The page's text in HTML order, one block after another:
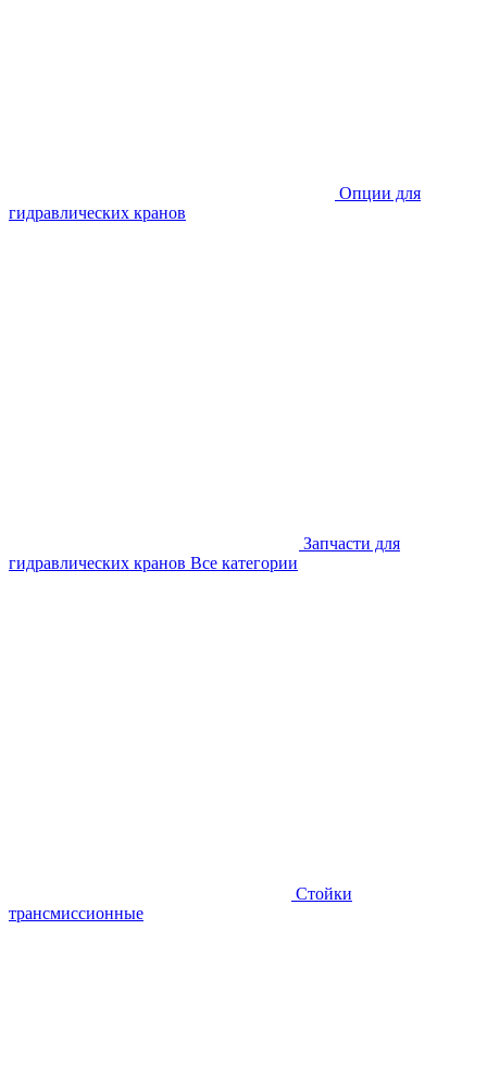
Опции для
гидравлических кранов
Запчасти для
гидравлических кранов Все категории
Стойки
трансмиссионные